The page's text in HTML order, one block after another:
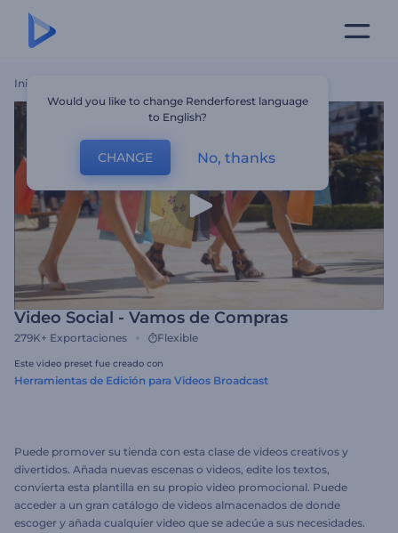
Inicio
Video Social - Vamos de Compras
279K+ Exportaciones Flexible
Este video preset fue creado con
Herramientas de Edición para Videos Broadcast
Puede promover su tienda con esta clase de videos creativos y
divertidos. Añada nuevas escenas o videos, edite los textos,
convierta esta plantilla en su propio video promocional. Puede
acceder a un gran catálogo de videos almacenados de donde
escoger y añada cualquier video que se adecúe a sus necesidades.
Would you like to change Renderforest language
to English?
CHANGE No, thanks